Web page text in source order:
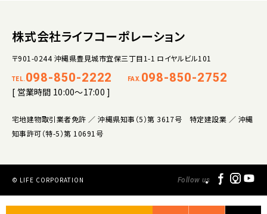
株式会社ライフコーポレーション
〒901-0244 沖縄県豊見城市宜保三丁目1-1 ロイヤルビル101
TEL. 098-850-2222 FAX. 098-850-2752
[ 営業時間 10:00～17:00 ]
宅地建物取引業者免許 ／ 沖縄県知事（5）第 3617号 特定建設業 ／ 沖縄
知事許可（特-5）第 10691号
© LIFE CORPORATION Follow us